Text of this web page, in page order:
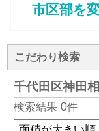
市区部を
こだわり検索
千代田区神田
検索結果 0件